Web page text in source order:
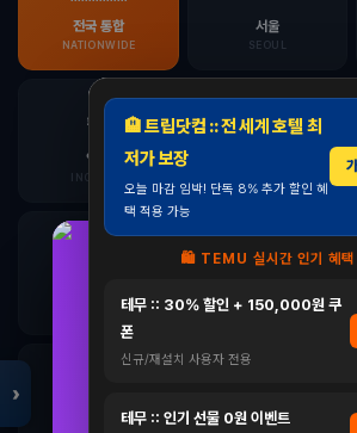
›
모두의백화점
전국 통합
NATIONWIDE
서울
SEOUL
✈️
인천
INCHEON
🌊
DAEJEON
🎨
GWANGJU
충북
🏨 트립닷컴 :: 전 세계 호텔 최
저가 보장
오늘 마감 임박! 단독 8% 추가 할인 혜
택 적용 가능
🛍️ TEMU 실시간 인기 혜택
테무 :: 30% 할인 + 150,000원 쿠
폰
신규/재설치 사용자 전용
테무 :: 인기 선물 0원 이벤트
트리아티 가스핏 유산균 덴마크 100억
이오틱스 30…
자세히 보기 →
900리터급 852L